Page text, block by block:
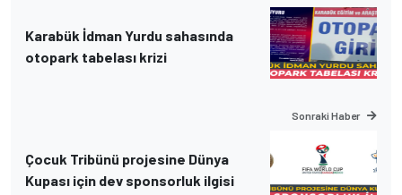
Karabük İdman Yurdu sahasında
otopark tabelası krizi
Sonraki Haber
Çocuk Tribünü projesine Dünya
Kupası için dev sponsorluk ilgisi